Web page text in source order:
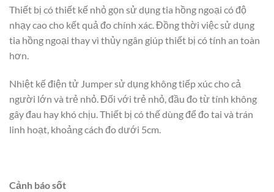
Thiết bị có thiết kế nhỏ gọn sử dụng tia hồng ngoại có độ
nhạy cao cho kết quả đo chính xác. Đồng thời việc sử dụng
tia hồng ngoại thay vì thủy ngân giúp thiết bị có tính an toàn
hơn.
Nhiệt kế điện tử Jumper sử dụng không tiếp xúc cho cả
người lớn và trẻ nhỏ. Đối với trẻ nhỏ, đầu đo từ tính không
gây đau hay khó chịu. Thiết bị có thế dùng để đo tai và trán
linh hoạt, khoảng cách đo dưới 5cm.
Cảnh báo sốt